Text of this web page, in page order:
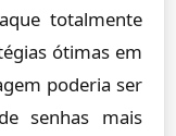
totalmente
ótimas em
poderia ser
senhas mais